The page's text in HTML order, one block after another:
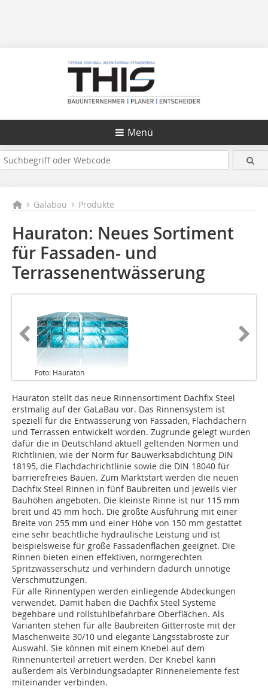
Menü
Galabau Produkte
Hauraton: Neues Sortiment
für Fassaden- und
Terrassenentwässerung
Foto: Hauraton
Hauraton stellt das neue Rinnensortiment Dachfix Steel
erstmalig auf der GaLaBau vor. Das Rinnensystem ist
speziell für die Entwässerung von Fassaden, Flachdächern
und Terrassen entwickelt worden. Zugrunde gelegt wurden
dafür die in Deutschland aktuell geltenden Normen und
Richtlinien, wie der Norm für Bauwerksabdichtung DIN
18195, die Flachdachrichtlinie sowie die DIN 18040 für
barrierefreies Bauen. Zum Marktstart werden die neuen
Dachfix Steel Rinnen in fünf Baubreiten und jeweils vier
Bauhöhen angeboten. Die kleinste Rinne ist nur 115 mm
breit und 45 mm hoch. Die größte Ausführung mit einer
Breite von 255 mm und einer Höhe von 150 mm gestattet
eine sehr beachtliche hydraulische Leistung und ist
beispielsweise für große Fassadenflächen geeignet. Die
Rinnen bieten einen effektiven, normgerechten
Spritzwasserschutz und verhindern dadurch unnötige
Verschmutzungen.
Für alle Rinnentypen werden einliegende Abdeckungen
verwendet. Damit haben die Dachfix Steel Systeme
begehbare und rollstuhlbefahrbare Oberflächen. Als
Varianten stehen für alle Baubreiten Gitterroste mit der
Maschenweite 30/10 und elegante Längsstabroste zur
Auswahl. Sie können mit einem Knebel auf dem
Rinnenunterteil arretiert werden. Der Knebel kann
außerdem als Verbindungsadapter Rinnenelemente fest
miteinander verbinden.